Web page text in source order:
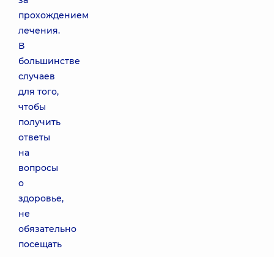
прохождением
лечения.
В
большинстве
случаев
для того,
чтобы
получить
ответы
на
вопросы
о
здоровье,
не
обязательно
посещать